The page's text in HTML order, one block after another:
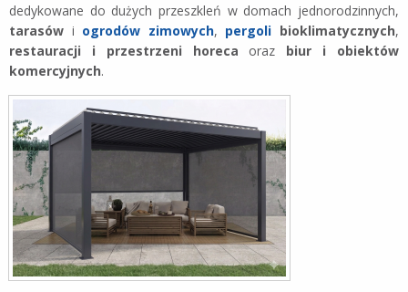
dedykowane do dużych przeszkleń w domach jednorodzinnych,
tarasów i ogrodów zimowych, pergoli bioklimatycznych,
restauracji i przestrzeni horeca oraz biur i obiektów
komercyjnych.